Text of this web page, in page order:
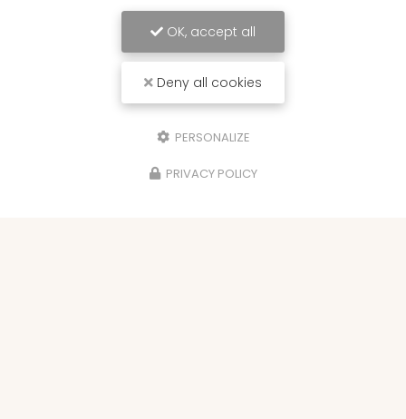
OK, accept all
Deny all cookies
PERSONALIZE
PRIVACY POLICY